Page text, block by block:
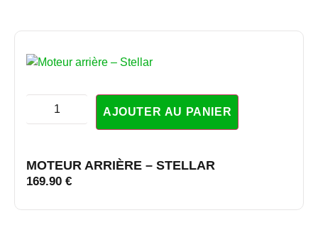
AJOUTER AU PANIER
MOTEUR ARRIÈRE – STELLAR
169.90 €